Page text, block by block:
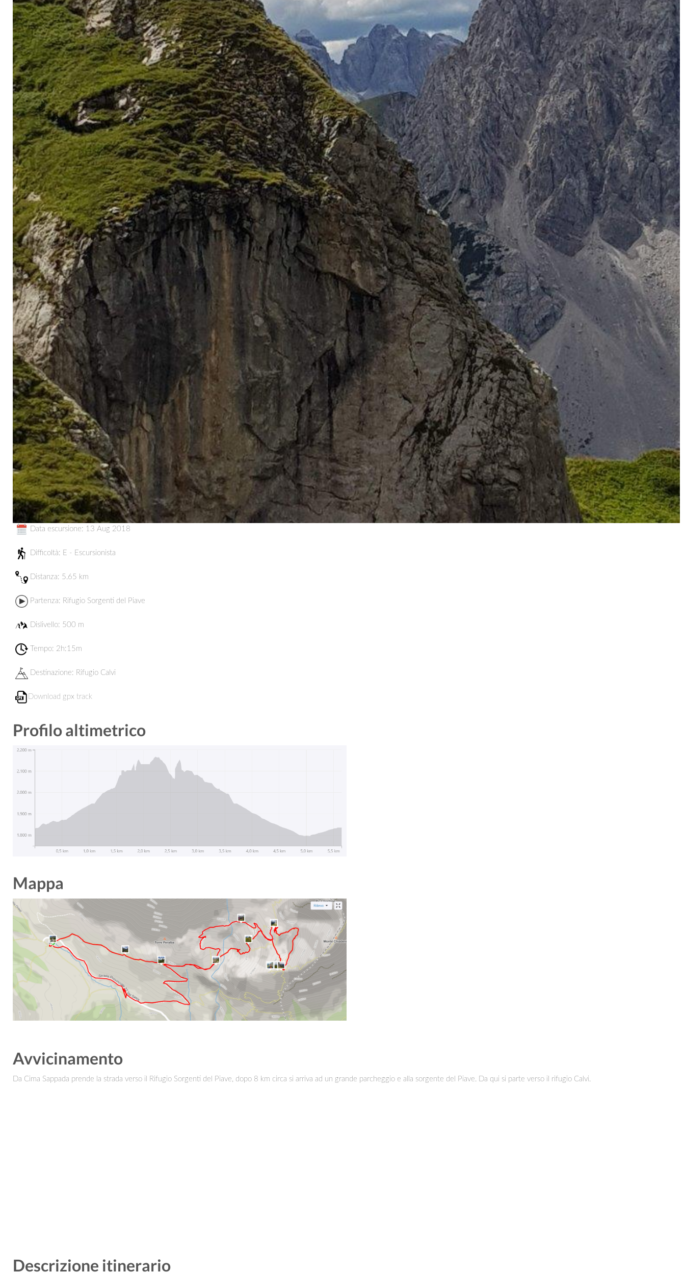
Data escursione: 13 Aug 2018
Difficoltà: E - Escursionista
Distanza: 5.65 km
Partenza: Rifugio Sorgenti del Piave
Dislivello: 500 m
Tempo: 2h:15m
Destinazione: Rifugio Calvi
Download gpx track
Profilo altimetrico
Mappa
Avvicinamento
Da Cima Sappada prende la strada verso il Rifugio Sorgenti del Piave, dopo 8 km circa si arriva ad un grande parcheggio e alla sorgente del Piave. Da qui si parte verso il rifugio Calvi.
Descrizione itinerario